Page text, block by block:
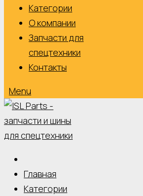
Категории
О компании
Запчасти для
спецтехники
Контакты
Menu
Главная
Категории